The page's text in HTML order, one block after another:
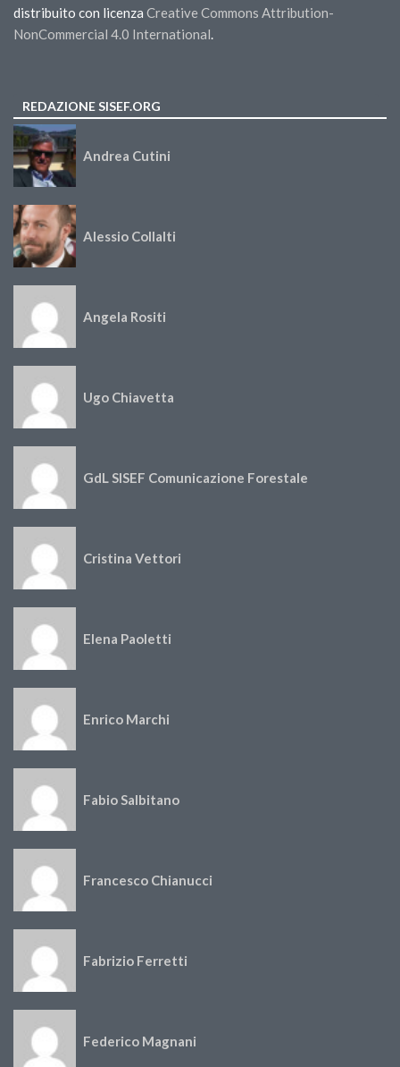
distribuito con licenza Creative Commons Attribution-
NonCommercial 4.0 International.
REDAZIONE SISEF.ORG
Andrea Cutini
Alessio Collalti
Angela Rositi
Ugo Chiavetta
GdL SISEF Comunicazione Forestale
Cristina Vettori
Elena Paoletti
Enrico Marchi
Fabio Salbitano
Francesco Chianucci
Fabrizio Ferretti
Federico Magnani